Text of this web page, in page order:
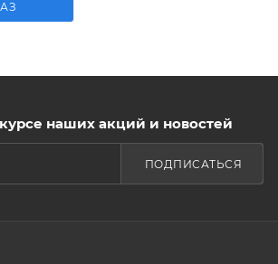
наших акций и новостей
ПОДПИСАТЬСЯ